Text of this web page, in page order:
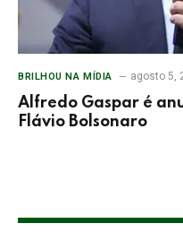
BRILHOU NA MÍDIA agosto 5,
Alfredo Gaspar é
Flávio Bolsonaro